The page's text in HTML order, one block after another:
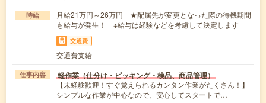
時給
月給21万円～26万円 ★配属先が変更となった際の待機期間
も給与が発生！ ※給与は経験などを考慮して決定します
交通費
交通費支給
仕事内容 軽作業（仕分け・ピッキング・検品、商品管理）
【未経験歓迎！すぐ覚えられるカンタン作業がたくさん！】
シンプルな作業が中心なので、安心してスタートで…